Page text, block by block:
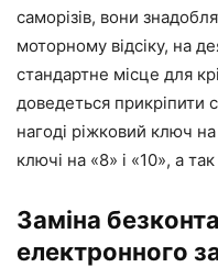
саморізів, вони
моторному відсіку, на
стандартне місце для
доведеться прикріпити
нагоді ріжковий ключ
ключі на «8» і «10», а
Заміна
електронного